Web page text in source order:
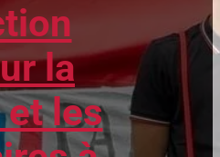
la
et les